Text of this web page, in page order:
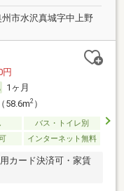
市水沢真城字中上野
円
1ヶ月
58.6m2）
バス・トイレ別
インターネット無料
カード決済可・家賃